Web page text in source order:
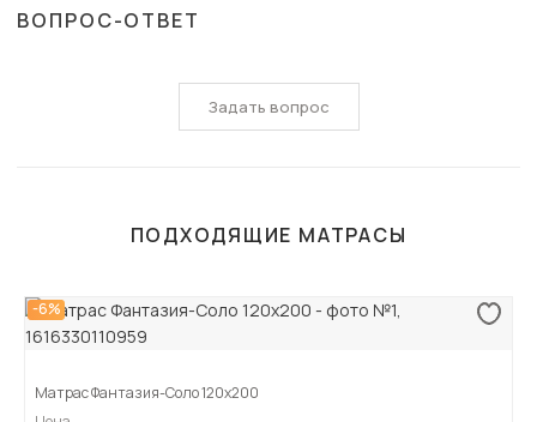
ВОПРОС-ОТВЕТ
Задать вопрос
ПОДХОДЯЩИЕ МАТРАСЫ
-6%
Матрас Фантазия-Соло 120х200